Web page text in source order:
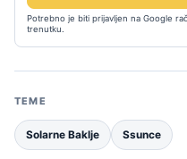
Potrebno je biti prijavljen na Google
trenutku.
TEME
Solarne Baklje Ssunce